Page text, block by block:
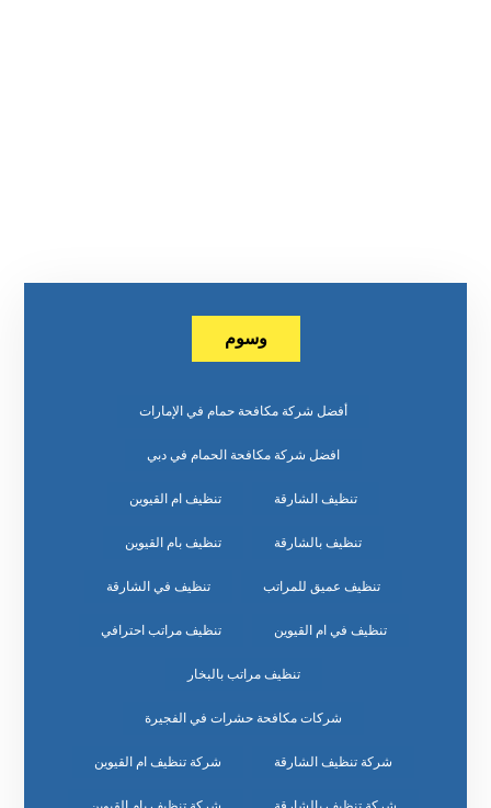
وسوم
أفضل شركة مكافحة حمام في الإمارات
افضل شركة مكافحة الحمام في دبي
تنظيف الشارقة تنظيف ام القيوين
تنظيف بالشارقة تنظيف بام القيوين
تنظيف عميق للمراتب تنظيف في الشارقة
تنظيف في ام القيوين تنظيف مراتب احترافي
تنظيف مراتب بالبخار
شركات مكافحة حشرات في الفجيرة
شركة تنظيف الشارقة شركة تنظيف ام القيوين